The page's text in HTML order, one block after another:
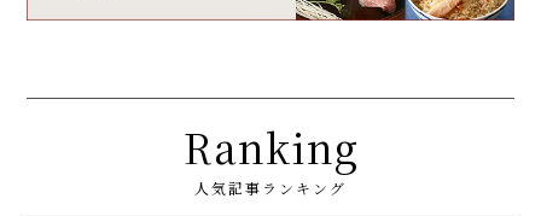
Ranking
人気記事ランキング